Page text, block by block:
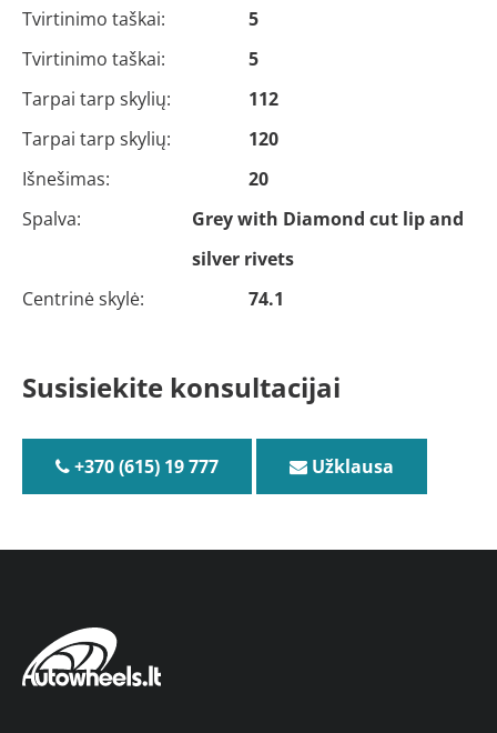
Tvirtinimo taškai:
5
Tvirtinimo taškai:
5
Tarpai tarp skylių:
112
Tarpai tarp skylių:
120
Išnešimas:
20
Spalva:
Grey with Diamond cut lip and
silver rivets
Centrinė skylė:
74.1
Susisiekite konsultacijai
+370 (615) 19 777 Užklausa